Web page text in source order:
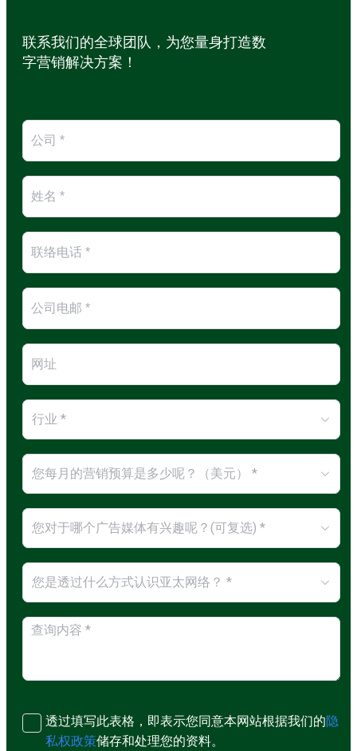
联系我们的全球团队，为您量身打造数
字营销解决方案！
行业 *
您每月的营销预算是多少呢？（美元） *
您对于哪个广告媒体有兴趣呢？(可复选) *
您是透过什么方式认识亚太网络？ *
透过填写此表格，即表示您同意本网站根据我们的隐
私权政策储存和处理您的资料。